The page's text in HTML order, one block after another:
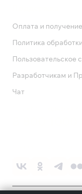
Оплата и
Политика
Пользовательское
Разработчикам и
Чат